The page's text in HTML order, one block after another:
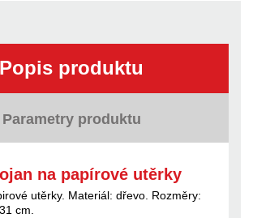
Popis produktu
Parametry produktu
na papírové utěrky
utěrky. Materiál: dřevo. Rozměry:
cm.